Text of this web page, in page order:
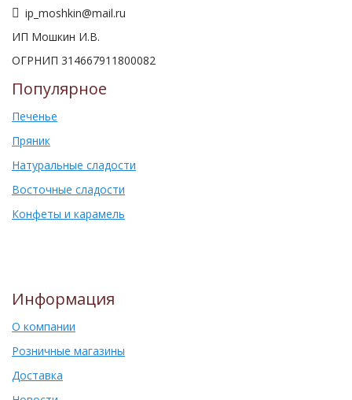
ip_moshkin@mail.ru
ИП Мошкин И.В.
ОГРНИП 314667911800082
Популярное
Печенье
Пряник
Натуральные сладости
Восточные сладости
Конфеты и карамель
Информация
О компании
Розничные магазины
Доставка